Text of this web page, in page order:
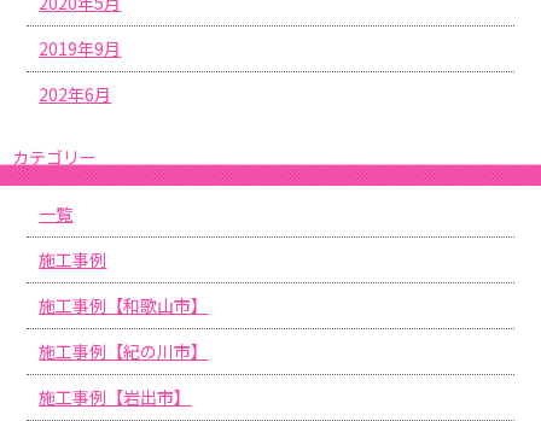
2019年9月
202年6月
カテゴリー
一覧
施工事例
施工事例【和歌山市】
施工事例【紀の川市】
施工事例【岩出市】